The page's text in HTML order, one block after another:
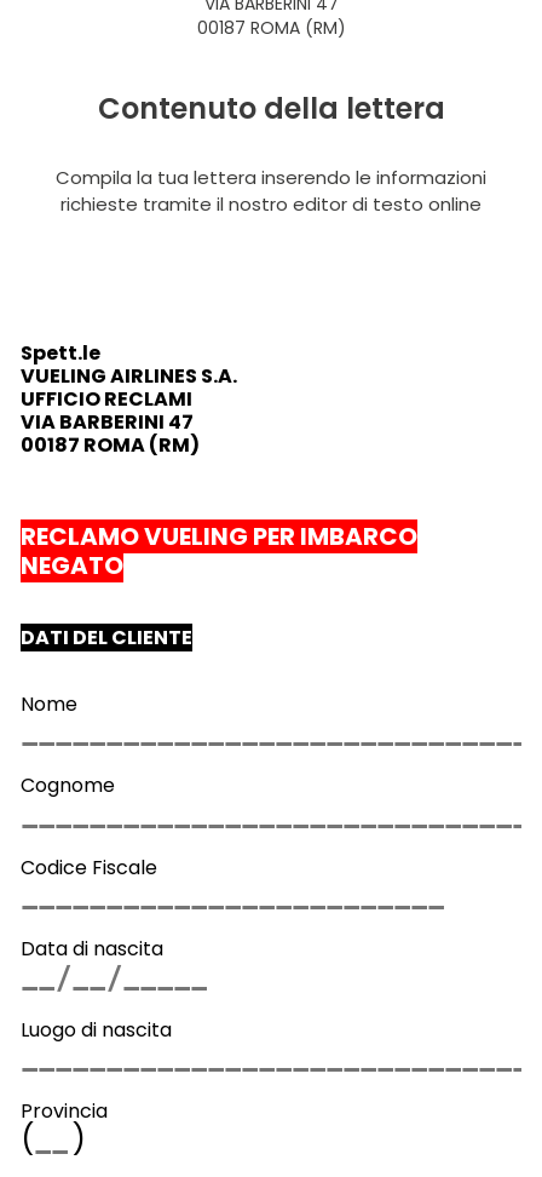
00187 ROMA (RM)
Contenuto della lettera
Compila la tua lettera inserendo le informazioni
richieste tramite il nostro editor di testo online
Spett.le
VUELING AIRLINES S.A.
UFFICIO RECLAMI
VIA BARBERINI 47
00187 ROMA (RM)
RECLAMO VUELING PER IMBARCO
NEGATO
DATI DEL CLIENTE
Nome
Cognome
Codice Fiscale
Data di nascita
Luogo di nascita
Provincia
( )